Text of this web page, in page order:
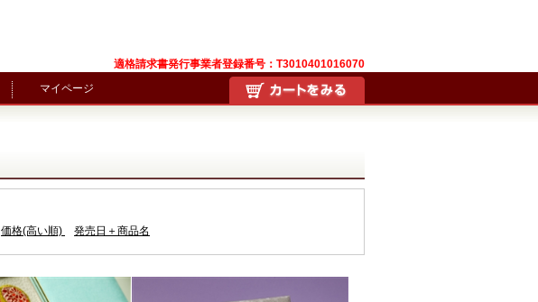
適格請求書発行事業者登録番号：T3010401016070
マイページ
価格(高い順) 発売日＋商品名